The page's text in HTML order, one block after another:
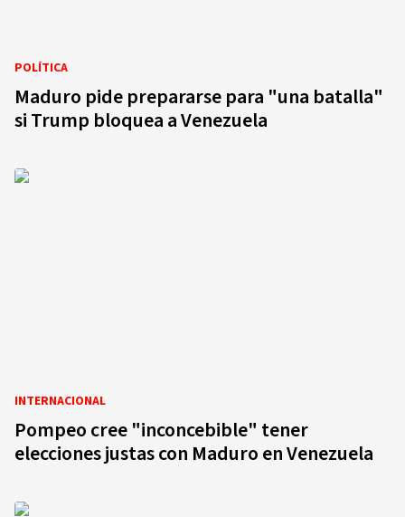
POLÍTICA
Maduro pide prepararse para "una batalla"
si Trump bloquea a Venezuela
INTERNACIONAL
Pompeo cree "inconcebible" tener
elecciones justas con Maduro en Venezuela